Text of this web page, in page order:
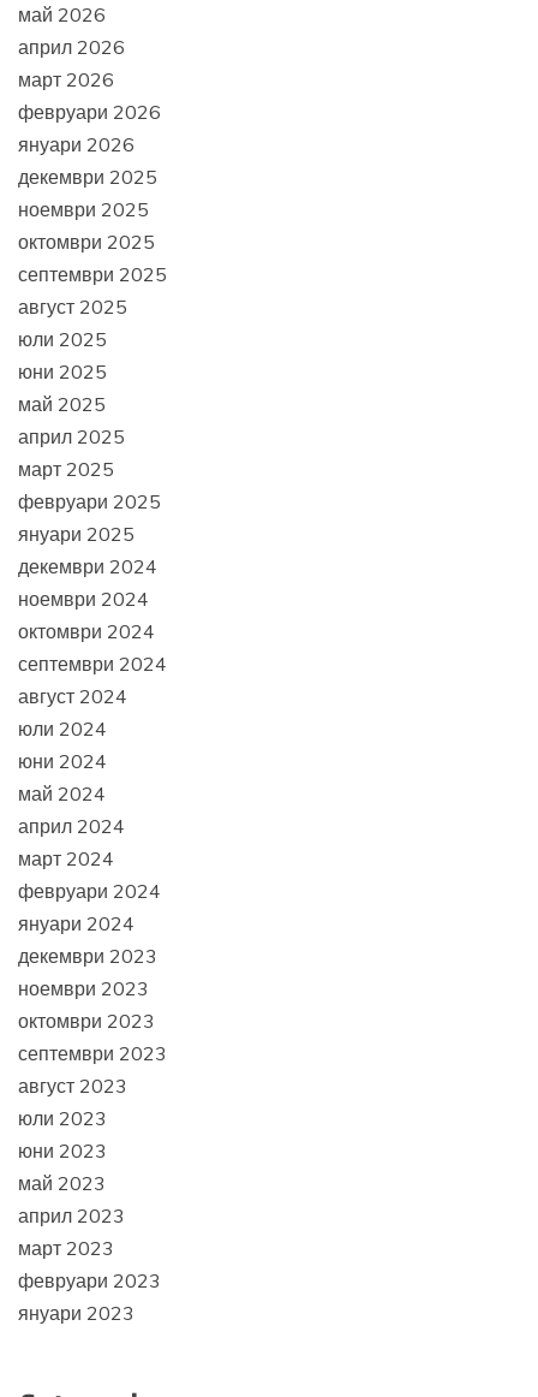
май 2026
април 2026
март 2026
февруари 2026
януари 2026
декември 2025
ноември 2025
октомври 2025
септември 2025
август 2025
юли 2025
юни 2025
май 2025
април 2025
март 2025
февруари 2025
януари 2025
декември 2024
ноември 2024
октомври 2024
септември 2024
август 2024
юли 2024
юни 2024
май 2024
април 2024
март 2024
февруари 2024
януари 2024
декември 2023
ноември 2023
октомври 2023
септември 2023
август 2023
юли 2023
юни 2023
май 2023
април 2023
март 2023
февруари 2023
януари 2023